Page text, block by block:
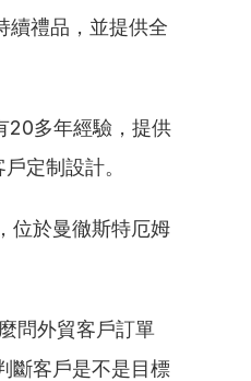
續禮品，並提供全
20多年經驗，提供
定制設計。
位於曼徹斯特厄姆
問外貿客戶訂單
斷客戶是不是目標